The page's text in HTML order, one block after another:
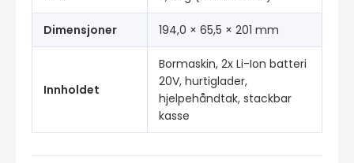
Dimensjoner 194,0 × 65,5 × 201 mm
Innholdet
Bormaskin, 2x Li-Ion batteri
20V, hurtiglader,
hjelpehåndtak, stackbar
kasse